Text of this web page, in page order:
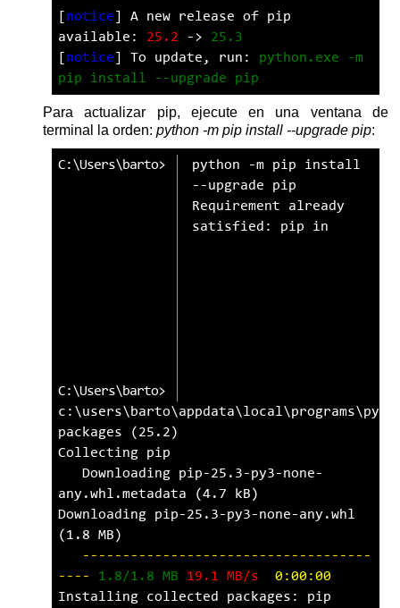
[notice] A new release of pip
available: 25.2 -> 25.3
[notice] To update, run: python.exe -m
pip install --upgrade pip
Para actualizar pip, ejecute en una ventana de
terminal la orden: python -m pip install --upgrade pip:
python -m pip
install
--upgrade
pip
Requirement already
satisfied: pip in
packages (25.2)
Collecting pip
any.whl.metadata (4.7 kB)
Downloading pip-25.3-py3-none-any.whl
(1.8 MB)
------------------------------------
----
1.8/1.8 MB 19.1 MB/s
0:00:00
Installing collected packages: pip